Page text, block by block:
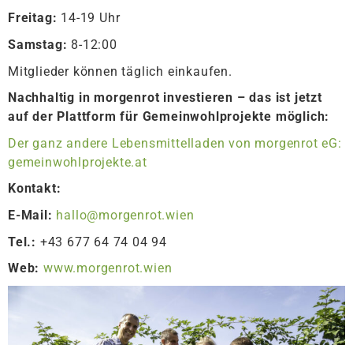
Freitag: 14-19 Uhr
Samstag: 8-12:00
Mitglieder können täglich einkaufen.
Nachhaltig in morgenrot investieren – das ist jetzt
auf der Plattform für Gemeinwohlprojekte möglich:
Der ganz andere Lebensmittelladen von morgenrot eG:
gemeinwohlprojekte.at
Kontakt:
E-Mail: hallo@morgenrot.wien
Tel.: +43 677 64 74 04 94
Web: www.morgenrot.wien